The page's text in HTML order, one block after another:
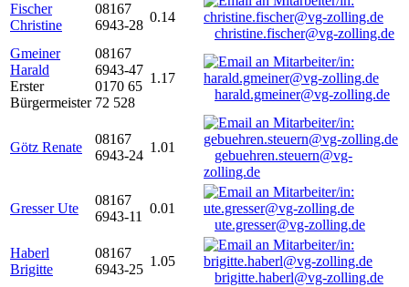
Fischer
Christine
08167
6943-28
0.14
christine.fischer@vg-zolling.de
Gmeiner
Harald
Erster
Bürgermeister
08167
6943-47
0170 65
72 528
1.17
harald.gmeiner@vg-zolling.de
Götz Renate
08167
6943-24
1.01
gebuehren.steuern@vg-
zolling.de
Gresser Ute
08167
6943-11
0.01
ute.gresser@vg-zolling.de
Haberl
Brigitte
08167
6943-25
1.05
brigitte.haberl@vg-zolling.de